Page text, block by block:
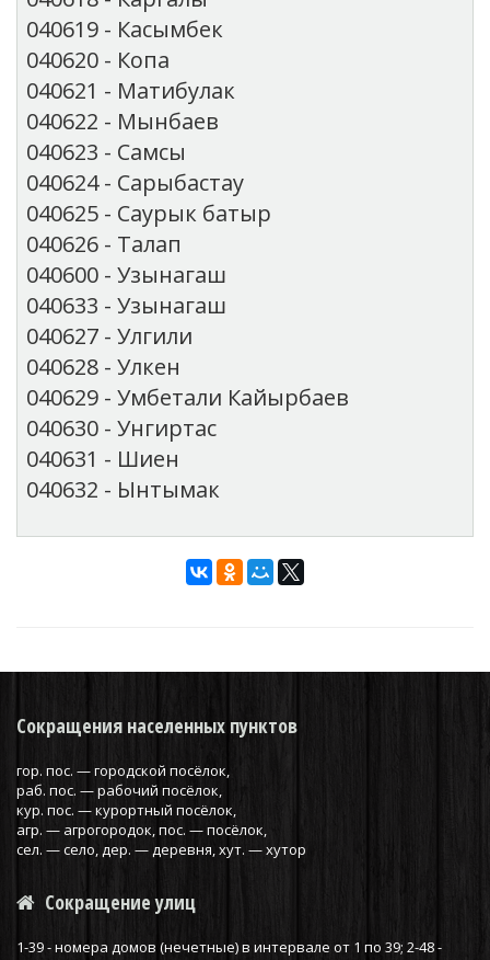
040619 - Касымбек
040620 - Копа
040621 - Матибулак
040622 - Мынбаев
040623 - Самсы
040624 - Сарыбастау
040625 - Саурык батыр
040626 - Талап
040600 - Узынагаш
040633 - Узынагаш
040627 - Улгили
040628 - Улкен
040629 - Умбетали Кайырбаев
040630 - Унгиртас
040631 - Шиен
040632 - Ынтымак
Сокращения населенных пунктов
гор. пос. — городской посёлок,
раб. пос. — рабочий посёлок,
кур. пос. — курортный посёлок,
агр. — агрогородок, пос. — посёлок,
сел. — село, дер. — деревня, хут. — хутор
Сокращение улиц
1-39 - номера домов (нечетные) в интервале от 1 по 39; 2-48 -